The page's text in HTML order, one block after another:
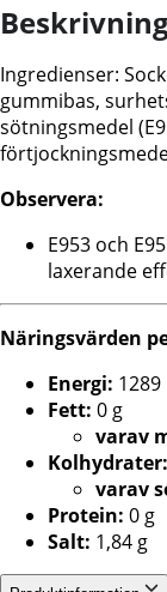
Ingredienser:
gummibas,
sötningsmedel
Observera:
E953 och
laxerande
Näringsvärden
Energi: 1289
Fett: 0 g
varav
Kolhydrater:
varav
Protein: 0 g
Salt: 1,84 g